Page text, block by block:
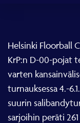
Helsinki Floorball
KrP:n D-00-pojat
varten
turnauksessa 4.-
suurin
sarjoihin peräti